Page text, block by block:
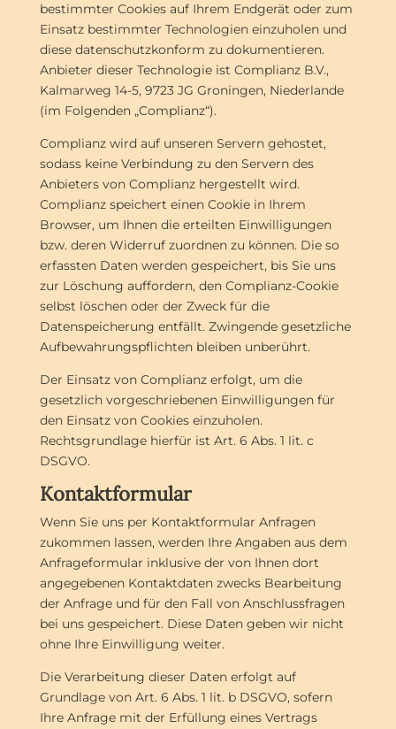
bestimmter Cookies auf Ihrem Endgerät oder zum
Einsatz bestimmter Technologien einzuholen und
diese datenschutzkonform zu dokumentieren.
Anbieter dieser Technologie ist Complianz B.V.,
Kalmarweg 14-5, 9723 JG Groningen, Niederlande
(im Folgenden „Complianz“).
Complianz wird auf unseren Servern gehostet,
sodass keine Verbindung zu den Servern des
Anbieters von Complianz hergestellt wird.
Complianz speichert einen Cookie in Ihrem
Browser, um Ihnen die erteilten Einwilligungen
bzw. deren Widerruf zuordnen zu können. Die so
erfassten Daten werden gespeichert, bis Sie uns
zur Löschung auffordern, den Complianz-Cookie
selbst löschen oder der Zweck für die
Datenspeicherung entfällt. Zwingende gesetzliche
Aufbewahrungspflichten bleiben unberührt.
Der Einsatz von Complianz erfolgt, um die
gesetzlich vorgeschriebenen Einwilligungen für
den Einsatz von Cookies einzuholen.
Rechtsgrundlage hierfür ist Art. 6 Abs. 1 lit. c
DSGVO.
Kontaktformular
Wenn Sie uns per Kontaktformular Anfragen
zukommen lassen, werden Ihre Angaben aus dem
Anfrageformular inklusive der von Ihnen dort
angegebenen Kontaktdaten zwecks Bearbeitung
der Anfrage und für den Fall von Anschlussfragen
bei uns gespeichert. Diese Daten geben wir nicht
ohne Ihre Einwilligung weiter.
Die Verarbeitung dieser Daten erfolgt auf
Grundlage von Art. 6 Abs. 1 lit. b DSGVO, sofern
Ihre Anfrage mit der Erfüllung eines Vertrags